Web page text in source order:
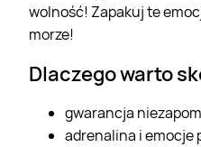
wolność! Zapakuj te
morze!
Dlaczego warto
gwarancja
adrenalina i emocje